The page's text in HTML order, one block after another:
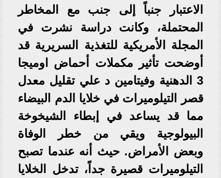
الاعتبار جنباً إلى جنب مع المخاطر
المحتملة، وكانت دراسة نشرت في
المجلة الأمريكية للتغذية السريرية قد
أوضحت تأثير مكملات أحماض اوميجا
3 الدهنية وفيتامين د علي تقليل معدل
قصر التيلوميرات في خلايا الدم البيضاء
مما قد يساعد في إبطاء الشيخوخة
البيولوجية ويقي من خطر الوفاة
وبعض الأمراض. حيث أنه عندما تصبح
التيلوميرات قصيرة جداً، تدخل الخلايا